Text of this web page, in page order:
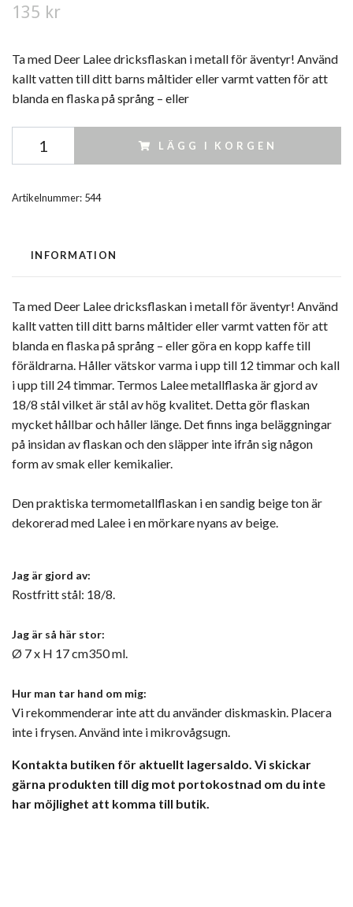
135 kr
Ta med Deer Lalee dricksflaskan i metall för äventyr! Använd
kallt vatten till ditt barns måltider eller varmt vatten för att
blanda en flaska på språng – eller
LÄGG I KORGEN
Artikelnummer: 544
INFORMATION
Ta med Deer Lalee dricksflaskan i metall för äventyr! Använd
kallt vatten till ditt barns måltider eller varmt vatten för att
blanda en flaska på språng – eller göra en kopp kaffe till
föräldrarna. Håller vätskor varma i upp till 12 timmar och kall
i upp till 24 timmar. Termos Lalee metallflaska är gjord av
18/8 stål vilket är stål av hög kvalitet. Detta gör flaskan
mycket hållbar och håller länge. Det finns inga beläggningar
på insidan av flaskan och den släpper inte ifrån sig någon
form av smak eller kemikalier.
Den praktiska termometallflaskan i en sandig beige ton är
dekorerad med Lalee i en mörkare nyans av beige.
Jag är gjord av:
Rostfritt stål: 18/8.
Jag är så här stor:
Ø 7 x H 17 cm350 ml.
Hur man tar hand om mig:
Vi rekommenderar inte att du använder diskmaskin. Placera
inte i frysen. Använd inte i mikrovågsugn.
Kontakta butiken för aktuellt lagersaldo. Vi skickar
gärna produkten till dig mot portokostnad om du inte
har möjlighet att komma till butik.